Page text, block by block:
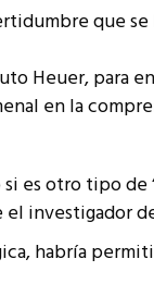
que
Heuer, para
en la
es otro tipo de
investigador
habría